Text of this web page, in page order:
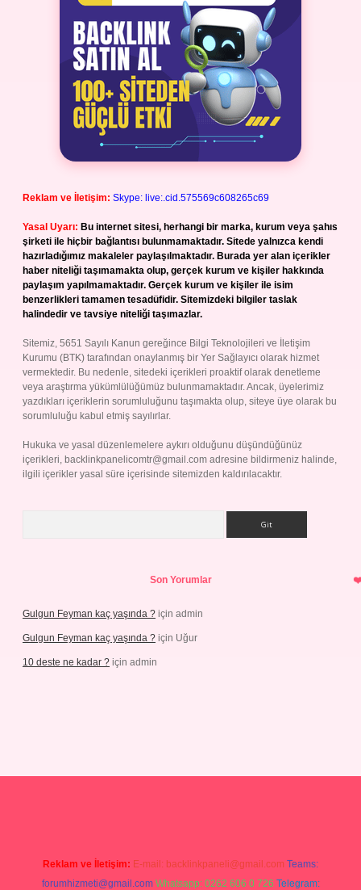
Reklam ve İletişim: Skype: live:.cid.575569c608265c69
Yasal Uyarı: Bu internet sitesi, herhangi bir marka, kurum veya şahıs
şirketi ile hiçbir bağlantısı bulunmamaktadır. Sitede yalnızca kendi
hazırladığımız makaleler paylaşılmaktadır. Burada yer alan içerikler
haber niteliği taşımamakta olup, gerçek kurum ve kişiler hakkında
paylaşım yapılmamaktadır. Gerçek kurum ve kişiler ile isim
benzerlikleri tamamen tesadüfidir. Sitemizdeki bilgiler taslak
halindedir ve tavsiye niteliği taşımazlar.
Sitemiz, 5651 Sayılı Kanun gereğince Bilgi Teknolojileri ve İletişim
Kurumu (BTK) tarafından onaylanmış bir Yer Sağlayıcı olarak hizmet
vermektedir. Bu nedenle, sitedeki içerikleri proaktif olarak denetleme
veya araştırma yükümlülüğümüz bulunmamaktadır. Ancak, üyelerimiz
yazdıkları içeriklerin sorumluluğunu taşımakta olup, siteye üye olarak bu
sorumluluğu kabul etmiş sayılırlar.
Hukuka ve yasal düzenlemelere aykırı olduğunu düşündüğünüz
içerikleri, backlinkpanelicomtr@gmail.com adresine bildirmeniz halinde,
ilgili içerikler yasal süre içerisinde sitemizden kaldırılacaktır.
Son Yorumlar
Gulgun Feyman kaç yaşında ? için admin
Gulgun Feyman kaç yaşında ? için Uğur
10 deste ne kadar ? için admin
Reklam ve İletişim: E-mail: backlinkpaneli@gmail.com Teams:
forumhizmeti@gmail.com Whatsapp: 0262 606 0 726 Telegram: